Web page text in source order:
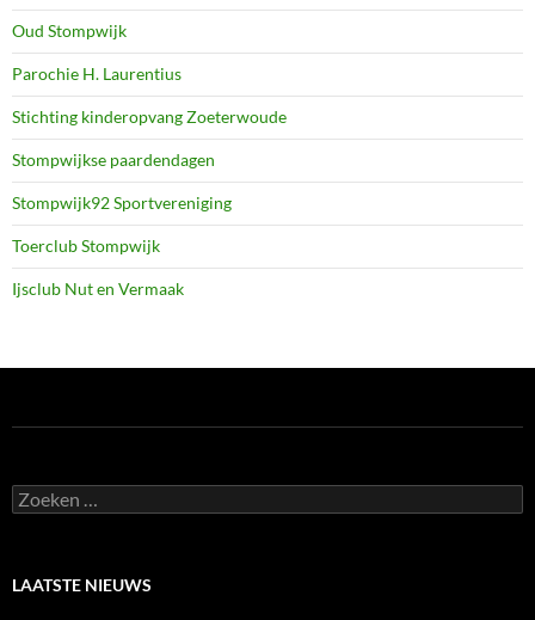
Oud Stompwijk
Parochie H. Laurentius
Stichting kinderopvang Zoeterwoude
Stompwijkse paardendagen
Stompwijk92 Sportvereniging
Toerclub Stompwijk
Ijsclub Nut en Vermaak
Zoeken
naar:
LAATSTE NIEUWS